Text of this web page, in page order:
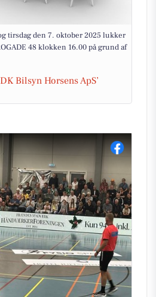
tirsdag den 7. oktober 2025 lukker
48 klokken 16.00 på grund af
Bilsyn Horsens ApS’